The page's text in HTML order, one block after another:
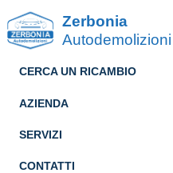
Zerbonia
Autodemolizioni
CERCA UN RICAMBIO
AZIENDA
SERVIZI
CONTATTI